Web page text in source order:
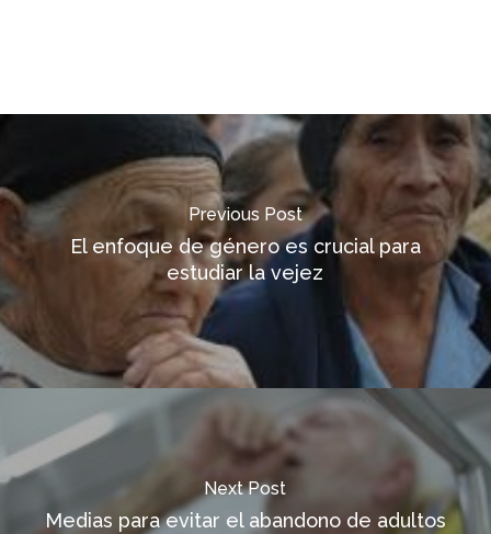
Previous Post
El enfoque de género es crucial para
estudiar la vejez
Next Post
Medias para evitar el abandono de adultos